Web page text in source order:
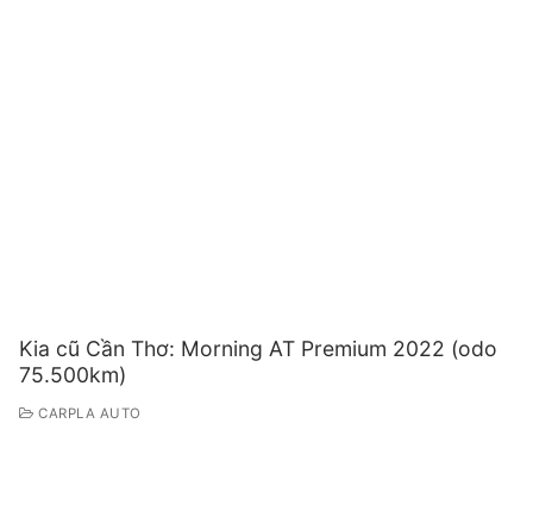
Kia cũ Cần Thơ: Morning AT Premium 2022 (odo
75.500km)
CARPLA AUTO